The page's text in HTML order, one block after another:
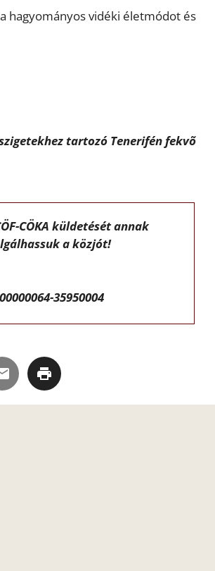
hagyományos vidéki életmódot és
tartozó Tenerifén fekvõ
CÖKA küldetését annak
a közjót!
35950004